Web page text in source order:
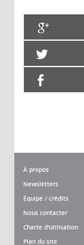
À propos
Newsletters
Équipe / crédits
Nous contacter
Charte d'utilisation
Plan du site